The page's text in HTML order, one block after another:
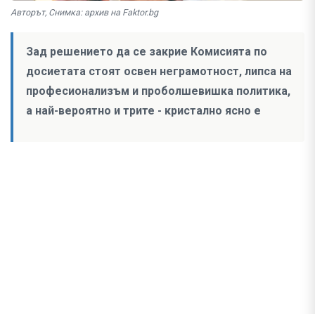
Авторът, Снимка: архив на Faktor.bg
Зад решението да се закрие Комисията по
досиетата стоят освен неграмотност, липса на
професионализъм и проболшевишка политика,
а най-вероятно и трите - кристално ясно е